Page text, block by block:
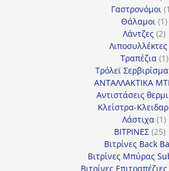
Γαστρονόμοι
Θάλαμοι 11
Λάντζες 22
Λιποσυλλέκτες
Τραπέζια 11
Τρόλεϊ
ΑΝΤΑΛΛΑΚΤΙΚΑ
Αντιστάσεις
Κλείστρα-
Λάστιχα 11
ΒΙΤΡΙΝΕΣ 2525
Βιτρίνες Back
Βιτρίνες Mπύρας
Βιτρίνες